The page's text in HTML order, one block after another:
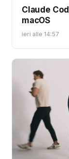
Claude
macOS
ieri alle 14:57